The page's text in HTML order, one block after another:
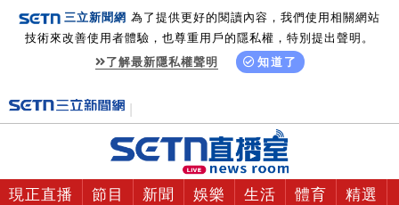
三立新聞網 為了提供更好的閱讀內容，我們使用相關網站
技術來改善使用者體驗，也尊重用戶的隱私權，特別提出聲明。
了解最新隱私權聲明
知道了
現正直播 節目 新聞 娛樂 生活 體育 精選